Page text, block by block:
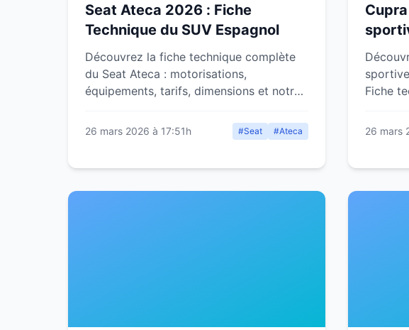
Seat Ateca 2026 : Fiche
Technique du SUV Espagnol
Découvrez la fiche technique complète
du Seat Ateca : motorisations,
équipements, tarifs, dimensions et notre
espagnol.
26 mars 2026 à 17:51h #Seat #Ateca
Fiche
26 mars